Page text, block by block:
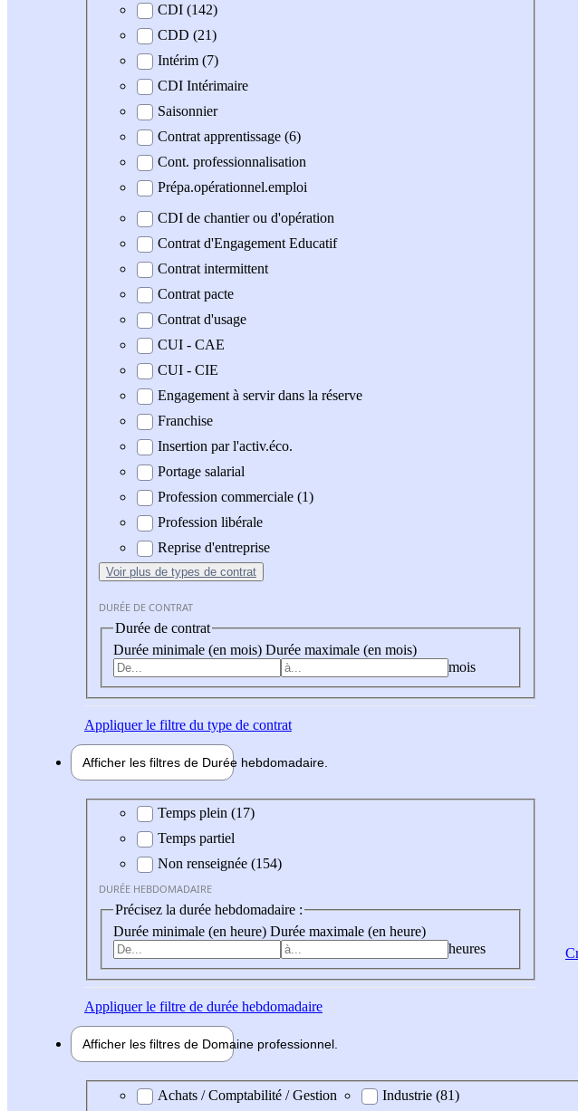
Type de contratCDI (142)
CDD (21)
Intérim (7)
CDI Intérimaire
Saisonnier
Contrat apprentissage (6)
Cont. professionnalisation
Prépa.opérationnel.emploi
CDI de chantier ou d'opération
Contrat d'Engagement Educatif
Contrat intermittent
Contrat pacte
Contrat d'usage
CUI - CAE
CUI - CIE
Engagement à servir dans la réserve
Franchise
Insertion par l'activ.éco.
Portage salarial
Profession commerciale (1)
Profession libérale
Reprise d'entreprise
Voir plus de types de contrat
DURÉE DE CONTRAT
Durée de contrat
Durée minimale (en mois) Durée maximale (en mois)
mois
Appliquerle filtre du type de contrat
Afficher les filtres de Durée hebdomadaire
Durée hebdomadaire
Temps plein (17)
Temps partiel
Non renseignée (154)
DURÉE HEBDOMADAIRE
Précisez la durée hebdomadaire :
Durée minimale (en heure) Durée maximale (en heure)
heures
Appliquerle filtre de durée hebdomadaire
Afficher les filtres de Domaine professionnel
Domaine professionel
Achats / Comptabilité / Gestion
Industrie (81)